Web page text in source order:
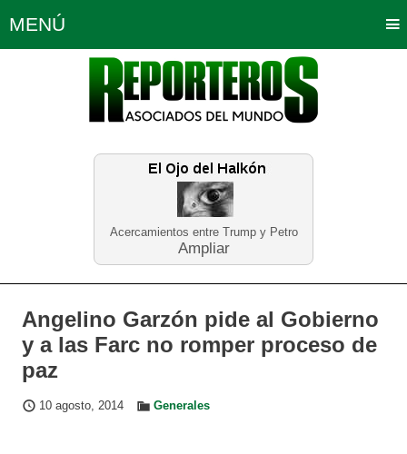
Acercamientos entre Trump y Petro
Ampliar
MENÚ
Política Opinión Bogotá
Planeta Tierra Deportes
Educación Neira
Angelino Garzón pide al Gobierno
y a las Farc no romper proceso de
paz
10 agosto, 2014 Generales